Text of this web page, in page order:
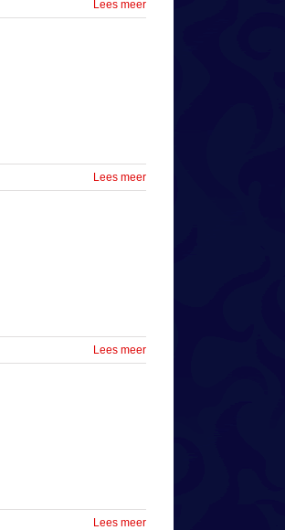
Lees meer
Lees meer
Lees meer
Lees meer